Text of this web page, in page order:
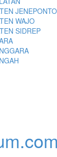
JENEPONTO
WAJO
SIDREP